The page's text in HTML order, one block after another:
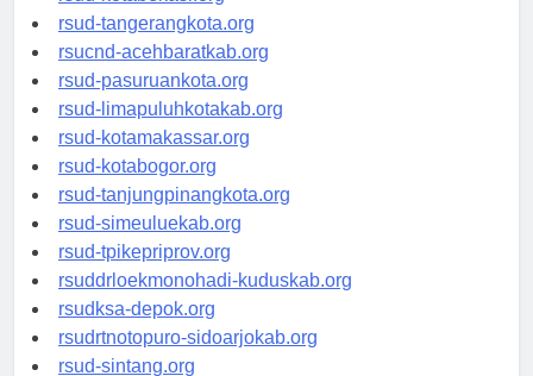
rsud-kotabekasi.org
rsud-tangerangkota.org
rsucnd-acehbaratkab.org
rsud-pasuruankota.org
rsud-limapuluhkotakab.org
rsud-kotamakassar.org
rsud-kotabogor.org
rsud-tanjungpinangkota.org
rsud-simeuluekab.org
rsud-tpikepriprov.org
rsuddrloekmonohadi-kuduskab.org
rsudksa-depok.org
rsudrtnotopuro-sidoarjokab.org